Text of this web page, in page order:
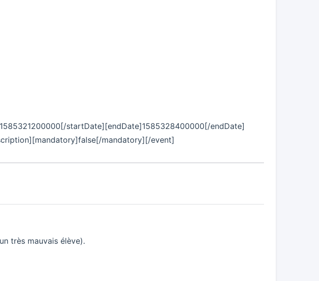
startDate][endDate]1585328400000[/endDate]
mandatory][/event]
très mauvais élève).